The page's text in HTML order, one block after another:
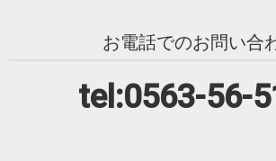
お電話でのお問い合
tel:0563-56-